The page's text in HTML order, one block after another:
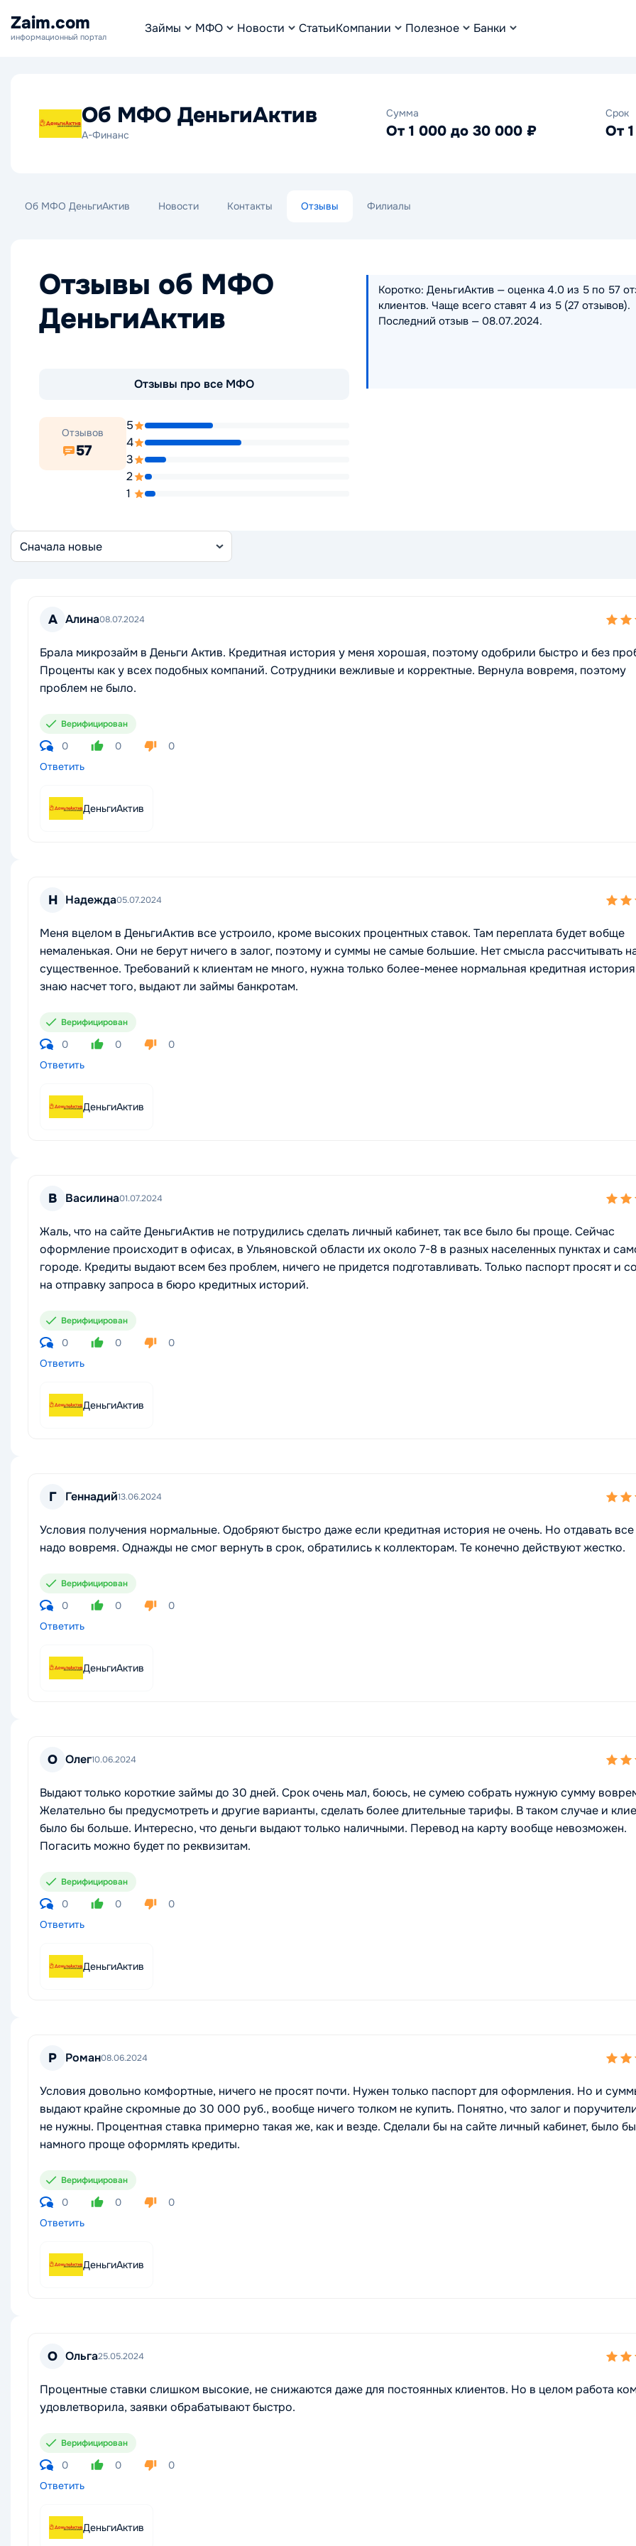
Zaim.com
информационный портал
Займы МФО Новости СтатьиКомпании Полезное Банки
Об МФО ДеньгиАктив
А-Финанс
Сумма
От 1 000 до 30 000 ₽
Срок
От
Об МФО ДеньгиАктив Новости Контакты Отзывы Филиалы
Отзывы об МФО
ДеньгиАктив
Отзывы про все МФО
Коротко: ДеньгиАктив — оценка 4.0 из 5 по 57
клиентов. Чаще всего ставят 4 из 5 (27 отзывов).
Последний отзыв — 08.07.2024.
Отзывов
57
5
4
3
2
1
Сортировка
отзывов
А Алина08.07.2024
Брала микрозайм в Деньги Актив. Кредитная история у меня хорошая, поэтому одобрили быстро и без
Проценты как у всех подобных компаний. Сотрудники вежливые и корректные. Вернула вовремя, поэтому
проблем не было.
Верифицирован
0 0
0
Ответить
ДеньгиАктив
Н Надежда05.07.2024
Меня вцелом в ДеньгиАктив все устроило, кроме высоких процентных ставок. Там переплата будет вобще
немаленькая. Они не берут ничего в залог, поэтому и суммы не самые большие. Нет смысла рассчитывать
существенное. Требований к клиентам не много, нужна только более-менее нормальная кредитная
знаю насчет того, выдают ли займы банкротам.
Верифицирован
0 0
0
Ответить
ДеньгиАктив
В Василина01.07.2024
Жаль, что на сайте ДеньгиАктив не потрудились сделать личный кабинет, так все было бы проще. Сейчас
оформление происходит в офисах, в Ульяновской области их около 7-8 в разных населенных пунктах и
городе. Кредиты выдают всем без проблем, ничего не придется подготавливать. Только паспорт просят и
на отправку запроса в бюро кредитных историй.
Верифицирован
0 0
0
Ответить
ДеньгиАктив
Г Геннадий13.06.2024
Условия получения нормальные. Одобряют быстро даже если кредитная история не очень. Но отдавать все
надо вовремя. Однажды не смог вернуть в срок, обратились к коллекторам. Те конечно действуют жестко.
Верифицирован
0 0
0
Ответить
ДеньгиАктив
О Олег10.06.2024
Выдают только короткие займы до 30 дней. Срок очень мал, боюсь, не сумею собрать нужную сумму
Желательно бы предусмотреть и другие варианты, сделать более длительные тарифы. В таком случае и
было бы больше. Интересно, что деньги выдают только наличными. Перевод на карту вообще невозможен.
Погасить можно будет по реквизитам.
Верифицирован
0 0
0
Ответить
ДеньгиАктив
Р Роман08.06.2024
Условия довольно комфортные, ничего не просят почти. Нужен только паспорт для оформления. Но и
выдают крайне скромные до 30 000 руб., вообще ничего толком не купить. Понятно, что залог и
не нужны. Процентная ставка примерно такая же, как и везде. Сделали бы на сайте личный кабинет, было бы
намного проще оформлять кредиты.
Верифицирован
0 0
0
Ответить
ДеньгиАктив
О Ольга25.05.2024
Процентные ставки слишком высокие, не снижаются даже для постоянных клиентов. Но в целом работа
удовлетворила, заявки обрабатывают быстро.
Верифицирован
0 0
0
Ответить
ДеньгиАктив